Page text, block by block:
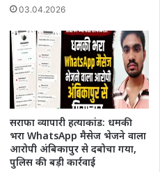
03.04.2026
सराफा व्यापारी हत्याकांड: धमकी
भरा WhatsApp मैसेज भेजने वाला
आरोपी अंबिकापुर से दबोचा गया,
पुलिस की बड़ी कार्रवाई